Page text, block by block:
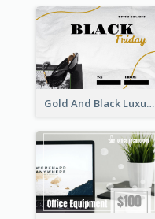
Gold And Black Luxury Black Friday Gift Card